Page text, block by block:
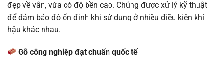
đẹp về vân, vừa có độ bền cao. Chúng được xử lý kỹ thuật
để đảm bảo độ ổn định khi sử dụng ở nhiều điều kiện khí
hậu khác nhau.
Gỗ công nghiệp đạt chuẩn quốc tế